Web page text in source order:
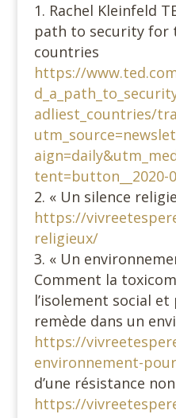
Rachel Kleinfeld
path to security for
countries
https://
adliest_countries/
tent=button__2020-
« Un silence
https://
religieux/
« Un
Comment la
l’isolement social
remède dans un
https://
environnement-
d’une résistance
https://